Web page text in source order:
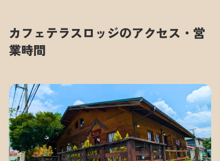
カフェテラスロッジのアクセス・営
業時間